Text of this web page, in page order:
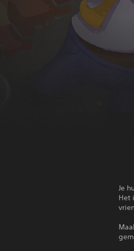
Je
Het